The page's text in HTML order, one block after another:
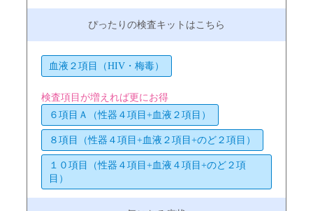
血液２項目（HIV・梅毒）
検査項目が増えれば更にお得
６項目Ａ（性器４項目+血液２項目）
８項目（性器４項目+血液２項目+のど２項目）
１０項目（性器４項目+血液４項目+のど２項
目）